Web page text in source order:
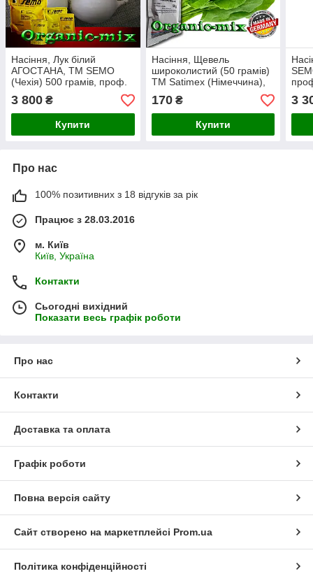
Насіння, Лук білий
АГОСТАНА, ТМ SEMO
(Чехія) 500 грамів, проф.
пакет
3 800 ₴
Купити
Насіння, Щевель
широколистий (50 грамів)
ТМ Satimex (Німеччина),
Найкраща якість.
170₴
Купити
3
Про нас
100% позитивних з 18 відгуків за рік
Працює з 28.03.2016
м. Київ
Київ, Україна
Контакти
Сьогодні вихідний
Показати весь графік роботи
Про нас
Контакти
Доставка та оплата
Графік роботи
Повна версія сайту
Сайт створено на маркетплейсі Prom.ua
Політика конфіденційності